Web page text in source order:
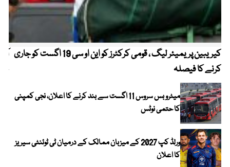
کیریبین پریمیئر لیگ ، قومی کرکٹرز کو این او سی 19 اگست کو جاری
کرنے کا فیصلہ
میٹرو بس سروس 11 اگست سے بند کرنے کا اعلان، نجی کمپنی
کا حتمی نوٹس
ورلڈ کپ 2027 کے میزبان ممالک کے درمیان ٹی ٹوئنٹی سیریز
کا اعلان